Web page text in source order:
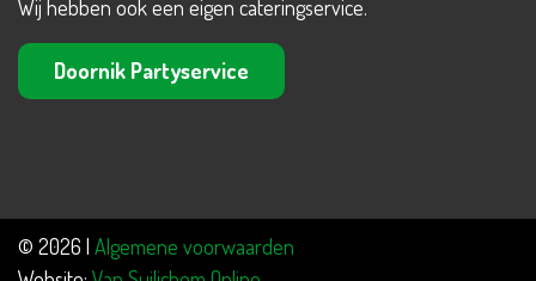
Wij hebben ook een eigen cateringservice.
Doornik Partyservice
© 2026 | Algemene voorwaarden